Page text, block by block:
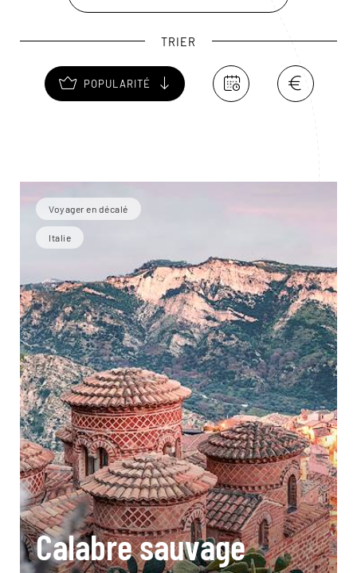
TRIER
POPULARITÉ
Voyager en décalé
Italie
Calabre sauvage